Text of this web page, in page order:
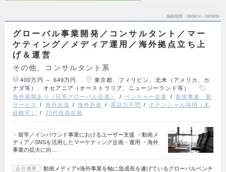
掲載期間 26/06/14～26/08/08
グローバル事業開発／コンサルタント／マー
ケティング／メディア運用／海外拠点立ち上
げ＆運営
その他、コンサルタント系
400万円 ～ 649万円
東京都、フィリピン、北米（アメリカ、カ
ナダ等）、オセアニア（オーストラリア、ニュージーランド等）
海外展開あり（日系グローバル企業）
ベンチャー企業
新規事業・新
サービス
海外出張 海外折衝 英語力不問
ポテンシャル採用（未
経験可）
20代役員在籍
・留学／インバウンド事業におけるユーザー支援 ・動画メ
ディア／SNSを活用したマーケティング企画・運用 ・海外
事業の拡大に向…
会社概要
動画メディア×海外事業を軸に急成長を遂げているグローバルベンチ